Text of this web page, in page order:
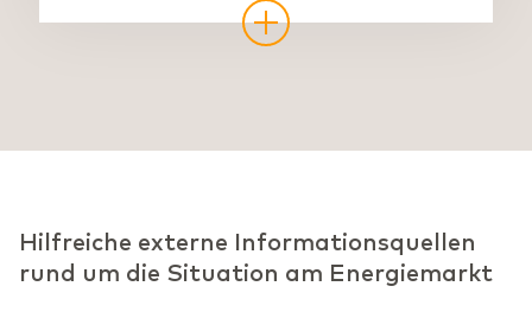
Hilfreiche externe Informationsquellen
rund um die Situation am Energiemarkt